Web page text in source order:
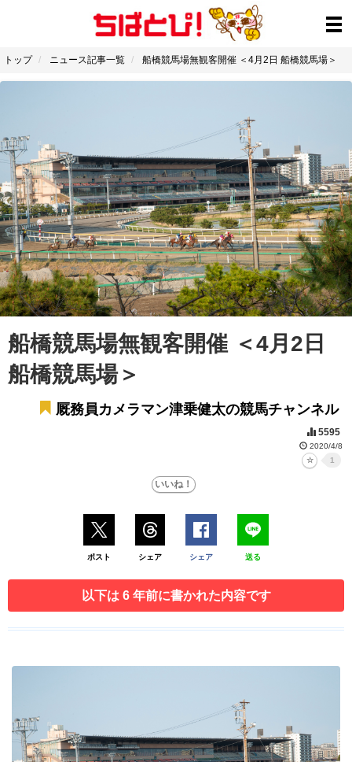
トップ ニュース記事一覧 船橋競馬場無観客開催 ＜4月2日 船橋競馬場＞
船橋競馬場無観客開催 ＜4月2日
船橋競馬場＞
厩務員カメラマン津乗健太の競馬チャンネル
5595
2020/4/8
1
ポスト シェア シェア 送る
以下は 6 年前に書かれた内容です